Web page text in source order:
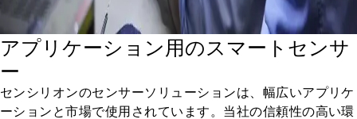
アプリケーション用のスマートセンサ
ー
センシリオンのセンサーソリューションは、幅広いアプリケ
ーションと市場で使用されています。当社の信頼性の高い環